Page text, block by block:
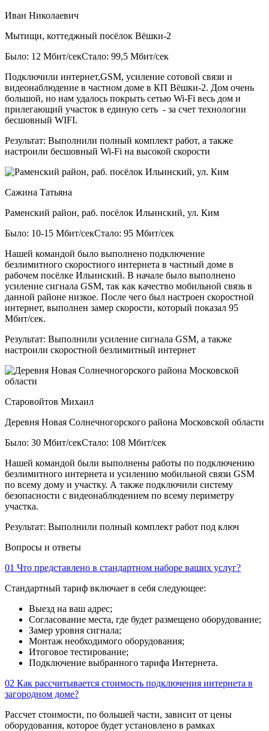
Иван Николаевич
Мытищи, коттеджный посёлок Вёшки-2
Было: 12 Мбит/секСтало: 99,5 Мбит/сек
Подключили интернет,GSM, усиление сотовой связи и
видеонаблюдение в частном доме в КП Вёшки-2. Дом очень
большой, но нам удалось покрыть сетью Wi-Fi весь дом и
прилегающий участок в единую сеть - за счет технологии
бесшовный WIFI.
Результат: Выполнили полный комплект работ, а также
настроили бесшовный Wi-Fi на высокой скорости
Сажина Татьяна
Раменский район, раб. посёлок Ильинский, ул. Ким
Было: 10-15 Мбит/секСтало: 95 Мбит/сек
Нашей командой было выполнено подключение
безлимитного скоростного интернета в частный доме в
рабочем посёлке Ильинский. В начале было выполнено
усиление сигнала GSM, так как качество мобильной связь в
данной районе низкое. После чего был настроен скоростной
интернет, выполнен замер скорости, который показал 95
Мбит/сек.
Результат: Выполнили усиление сигнала GSM, а также
настроили скоростной безлимитный интернет
Старовойтов Михаил
Деревня Новая Солнечногорского района Московской области
Было: 30 Мбит/секСтало: 108 Мбит/сек
Нашей командой были выполнены работы по подключению
безлимитного интернета и усилению мобильной связи GSM
по всему дому и участку. А также подключили систему
безопасности с видеонаблюдением по всему периметру
участка.
Результат: Выполнили полный комплект работ под ключ
Вопросы и ответы
01 Что представлено в стандартном наборе ваших услуг?
Стандартный тариф включает в себя следующее:
Выезд на ваш адрес;
Согласование места, где будет размещено оборудование;
Замер уровня сигнала;
Монтаж необходимого оборудования;
Итоговое тестирование;
Подключение выбранного тарифа Интернета.
02 Как рассчитывается стоимость подключения интернета в
загородном доме?
Рассчет стоимости, по большей части, зависит от цены
оборудования, которое будет установлено в рамках